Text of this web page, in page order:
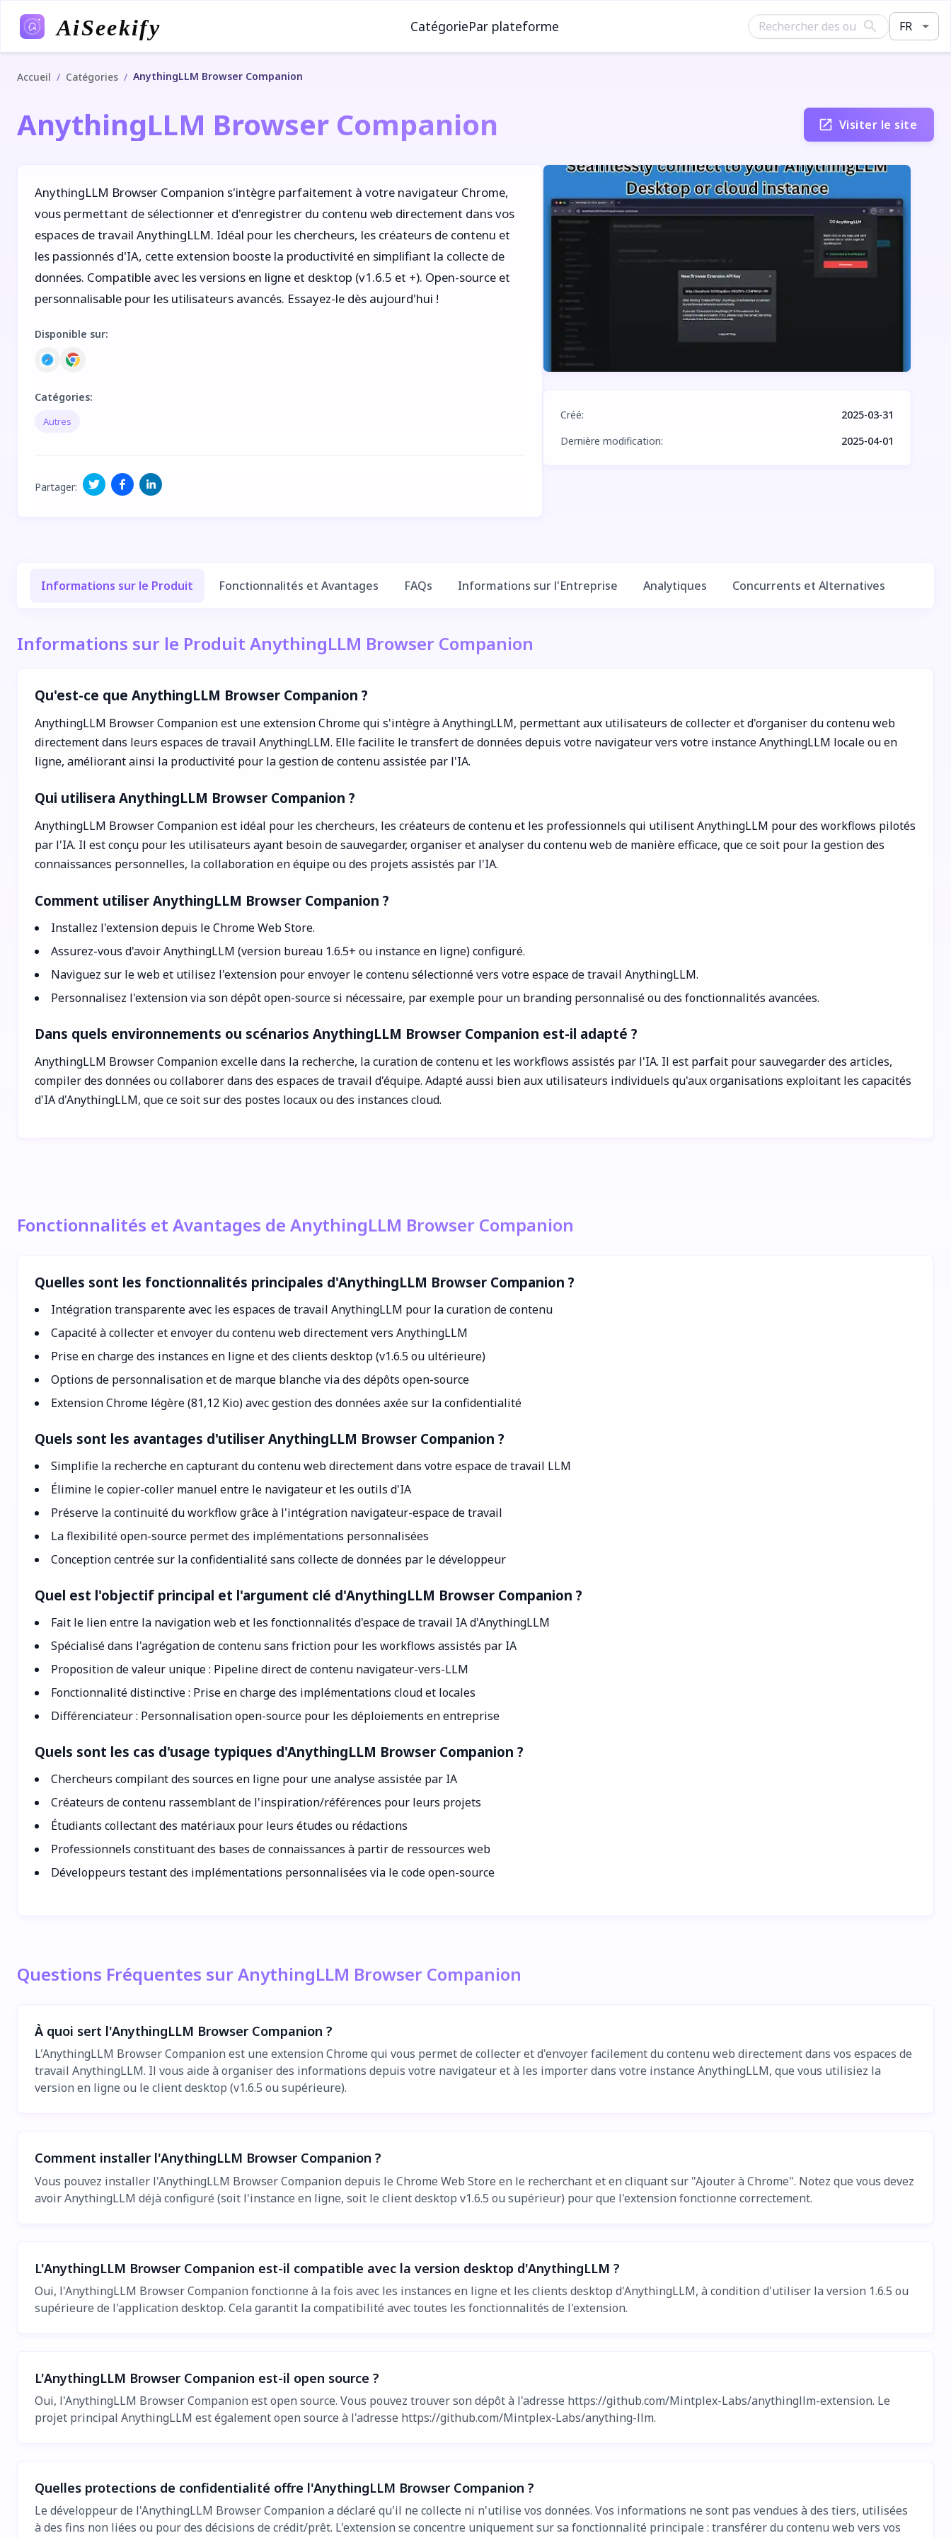
AiSeekify CatégoriePar plateforme FR
Accueil / Catégories / AnythingLLM Browser Companion
AnythingLLM Browser Companion Visiter le site
AnythingLLM Browser Companion s'intègre parfaitement à votre navigateur Chrome,
vous permettant de sélectionner et d'enregistrer du contenu web directement dans vos
espaces de travail AnythingLLM. Idéal pour les chercheurs, les créateurs de contenu et
les passionnés d'IA, cette extension booste la productivité en simplifiant la collecte de
données. Compatible avec les versions en ligne et desktop (v1.6.5 et +). Open-source et
personnalisable pour les utilisateurs avancés. Essayez-le dès aujourd'hui !
Disponible sur:
Catégories:
Autres
Partager:
Créé:
2025-03-31
Dernière modification: 2025-04-01
Informations sur le Produit Fonctionnalités et Avantages FAQs Informations sur l'Entreprise Analytiques Concurrents et Alternatives
Informations sur le Produit AnythingLLM Browser Companion
Qu'est-ce que AnythingLLM Browser Companion ?
AnythingLLM Browser Companion est une extension Chrome qui s'intègre à AnythingLLM, permettant aux utilisateurs de collecter et d'organiser du contenu web
directement dans leurs espaces de travail AnythingLLM. Elle facilite le transfert de données depuis votre navigateur vers votre instance AnythingLLM locale ou en
ligne, améliorant ainsi la productivité pour la gestion de contenu assistée par l'IA.
Qui utilisera AnythingLLM Browser Companion ?
AnythingLLM Browser Companion est idéal pour les chercheurs, les créateurs de contenu et les professionnels qui utilisent AnythingLLM pour des workflows pilotés
par l'IA. Il est conçu pour les utilisateurs ayant besoin de sauvegarder, organiser et analyser du contenu web de manière efficace, que ce soit pour la gestion des
connaissances personnelles, la collaboration en équipe ou des projets assistés par l'IA.
Comment utiliser AnythingLLM Browser Companion ?
Installez l'extension depuis le Chrome Web Store.
Assurez-vous d'avoir AnythingLLM (version bureau 1.6.5+ ou instance en ligne) configuré.
Naviguez sur le web et utilisez l'extension pour envoyer le contenu sélectionné vers votre espace de travail AnythingLLM.
Personnalisez l'extension via son dépôt open-source si nécessaire, par exemple pour un branding personnalisé ou des fonctionnalités avancées.
Dans quels environnements ou scénarios AnythingLLM Browser Companion est-il adapté ?
AnythingLLM Browser Companion excelle dans la recherche, la curation de contenu et les workflows assistés par l'IA. Il est parfait pour sauvegarder des articles,
compiler des données ou collaborer dans des espaces de travail d'équipe. Adapté aussi bien aux utilisateurs individuels qu'aux organisations exploitant les capacités
d'IA d'AnythingLLM, que ce soit sur des postes locaux ou des instances cloud.
Fonctionnalités et Avantages de AnythingLLM Browser Companion
Quelles sont les fonctionnalités principales d'AnythingLLM Browser Companion ?
Intégration transparente avec les espaces de travail AnythingLLM pour la curation de contenu
Capacité à collecter et envoyer du contenu web directement vers AnythingLLM
Prise en charge des instances en ligne et des clients desktop (v1.6.5 ou ultérieure)
Options de personnalisation et de marque blanche via des dépôts open-source
Extension Chrome légère (81,12 Kio) avec gestion des données axée sur la confidentialité
Quels sont les avantages d'utiliser AnythingLLM Browser Companion ?
Simplifie la recherche en capturant du contenu web directement dans votre espace de travail LLM
Élimine le copier-coller manuel entre le navigateur et les outils d'IA
Préserve la continuité du workflow grâce à l'intégration navigateur-espace de travail
La flexibilité open-source permet des implémentations personnalisées
Conception centrée sur la confidentialité sans collecte de données par le développeur
Quel est l'objectif principal et l'argument clé d'AnythingLLM Browser Companion ?
Fait le lien entre la navigation web et les fonctionnalités d'espace de travail IA d'AnythingLLM
Spécialisé dans l'agrégation de contenu sans friction pour les workflows assistés par IA
Proposition de valeur unique : Pipeline direct de contenu navigateur-vers-LLM
Fonctionnalité distinctive : Prise en charge des implémentations cloud et locales
Différenciateur : Personnalisation open-source pour les déploiements en entreprise
Quels sont les cas d'usage typiques d'AnythingLLM Browser Companion ?
Chercheurs compilant des sources en ligne pour une analyse assistée par IA
Créateurs de contenu rassemblant de l'inspiration/références pour leurs projets
Étudiants collectant des matériaux pour leurs études ou rédactions
Professionnels constituant des bases de connaissances à partir de ressources web
Développeurs testant des implémentations personnalisées via le code open-source
Questions Fréquentes sur AnythingLLM Browser Companion
À quoi sert l'AnythingLLM Browser Companion ?
L'AnythingLLM Browser Companion est une extension Chrome qui vous permet de collecter et d'envoyer facilement du contenu web directement dans vos espaces de
travail AnythingLLM. Il vous aide à organiser des informations depuis votre navigateur et à les importer dans votre instance AnythingLLM, que vous utilisiez la
version en ligne ou le client desktop (v1.6.5 ou supérieure).
Comment installer l'AnythingLLM Browser Companion ?
Vous pouvez installer l'AnythingLLM Browser Companion depuis le Chrome Web Store en le recherchant et en cliquant sur "Ajouter à Chrome". Notez que vous devez
avoir AnythingLLM déjà configuré (soit l'instance en ligne, soit le client desktop v1.6.5 ou supérieur) pour que l'extension fonctionne correctement.
L'AnythingLLM Browser Companion est-il compatible avec la version desktop d'AnythingLLM ?
Oui, l'AnythingLLM Browser Companion fonctionne à la fois avec les instances en ligne et les clients desktop d'AnythingLLM, à condition d'utiliser la version 1.6.5 ou
supérieure de l'application desktop. Cela garantit la compatibilité avec toutes les fonctionnalités de l'extension.
L'AnythingLLM Browser Companion est-il open source ?
Oui, l'AnythingLLM Browser Companion est open source. Vous pouvez trouver son dépôt à l'adresse https://github.com/Mintplex-Labs/anythingllm-extension. Le
projet principal AnythingLLM est également open source à l'adresse https://github.com/Mintplex-Labs/anything-llm.
Quelles protections de confidentialité offre l'AnythingLLM Browser Companion ?
Le développeur de l'AnythingLLM Browser Companion a déclaré qu'il ne collecte ni n'utilise vos données. Vos informations ne sont pas vendues à des tiers, utilisées
à des fins non liées ou pour des décisions de crédit/prêt. L'extension se concentre uniquement sur sa fonctionnalité principale : transférer du contenu web vers vos